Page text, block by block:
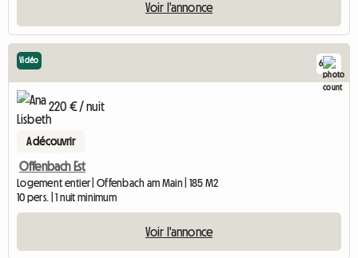
Voir l'annonce
6
Vidéo
220 € / nuit
A découvrir
Offenbach Est
Logement entier | Offenbach am Main | 185 M2
10 pers. | 1 nuit minimum
Voir l'annonce